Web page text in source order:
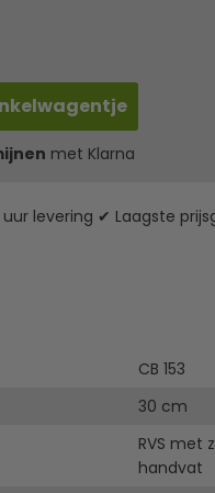
met Klarna
levering ✔ Laagste
CB 153
30 cm
RVS met
handvat